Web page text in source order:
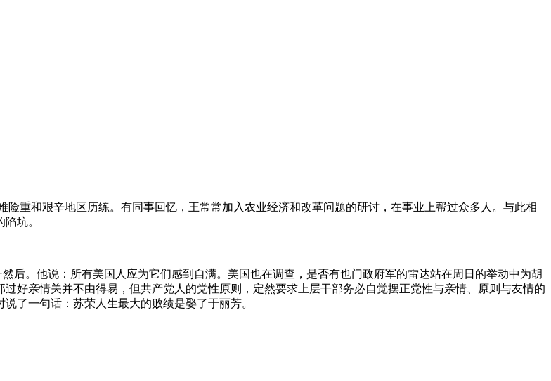
重和艰辛地区历练。有同事回忆，王常常加入农业经济和改革问题的研讨，在事业上帮过众多人。与此相
坑。
后。他说：所有美国人应为它们感到自满。美国也在调查，是否有也门政府军的雷达站在周日的举动中为胡
好亲情关并不由得易，但共产党人的党性原则，定然要求上层干部务必自觉摆正党性与亲情、原则与友情的
了一句话：苏荣人生最大的败绩是娶了于丽芳。